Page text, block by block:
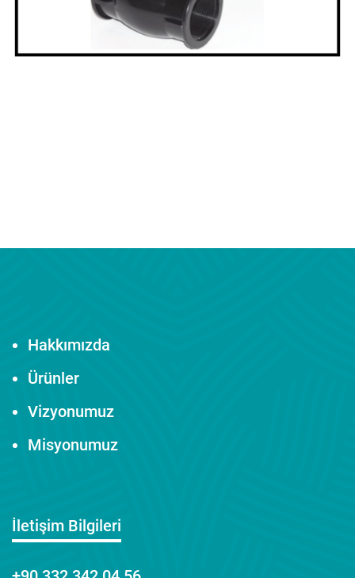
Hakkımızda
Ürünler
Vizyonumuz
Misyonumuz
İletişim Bilgileri